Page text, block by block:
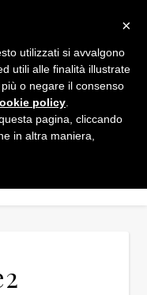
×
utilizzati si avvalgono
utili alle finalità illustrate
o negare il consenso
policy
pagina, cliccando
in altra maniera,